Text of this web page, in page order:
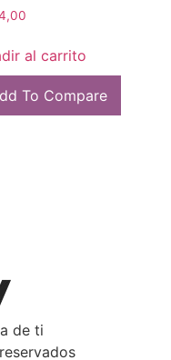
al carrito
To Compare
de ti